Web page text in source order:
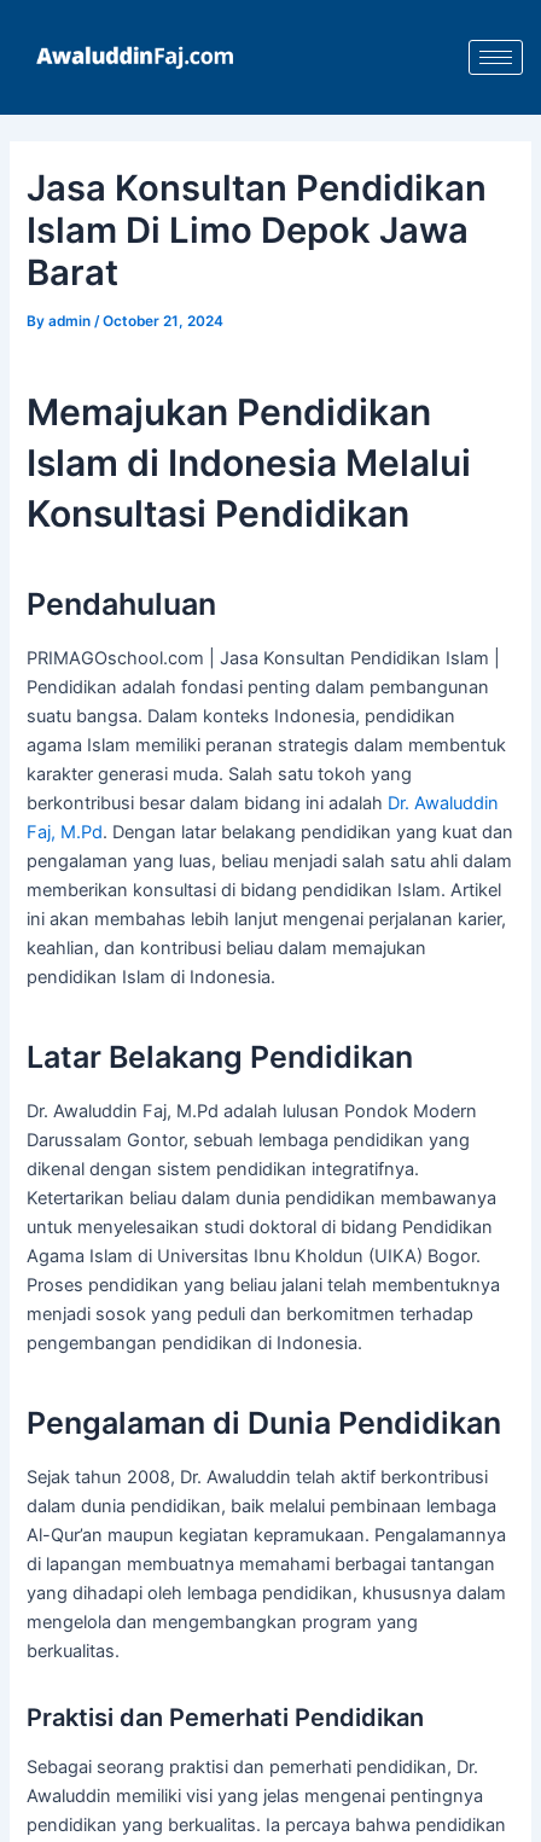
content
Jasa Konsultan Pendidikan
Islam Di Limo Depok Jawa
Barat
Byadmin/October 21, 2024
Memajukan Pendidikan
Islam di Indonesia Melalui
Konsultasi Pendidikan
Pendahuluan
PRIMAGOschool.com | Jasa Konsultan Pendidikan Islam |
Pendidikan adalah fondasi penting dalam pembangunan
suatu bangsa. Dalam konteks Indonesia, pendidikan
agama Islam memiliki peranan strategis dalam membentuk
karakter generasi muda. Salah satu tokoh yang
berkontribusi besar dalam bidang ini adalah Dr. Awaluddin
Faj, M.Pd. Dengan latar belakang pendidikan yang kuat dan
pengalaman yang luas, beliau menjadi salah satu ahli dalam
memberikan konsultasi di bidang pendidikan Islam. Artikel
ini akan membahas lebih lanjut mengenai perjalanan karier,
keahlian, dan kontribusi beliau dalam memajukan
pendidikan Islam di Indonesia.
Latar Belakang Pendidikan
Dr. Awaluddin Faj, M.Pd adalah lulusan Pondok Modern
Darussalam Gontor, sebuah lembaga pendidikan yang
dikenal dengan sistem pendidikan integratifnya.
Ketertarikan beliau dalam dunia pendidikan membawanya
untuk menyelesaikan studi doktoral di bidang Pendidikan
Agama Islam di Universitas Ibnu Kholdun (UIKA) Bogor.
Proses pendidikan yang beliau jalani telah membentuknya
menjadi sosok yang peduli dan berkomitmen terhadap
pengembangan pendidikan di Indonesia.
Pengalaman di Dunia Pendidikan
Sejak tahun 2008, Dr. Awaluddin telah aktif berkontribusi
dalam dunia pendidikan, baik melalui pembinaan lembaga
Al-Qur’an maupun kegiatan kepramukaan. Pengalamannya
di lapangan membuatnya memahami berbagai tantangan
yang dihadapi oleh lembaga pendidikan, khususnya dalam
mengelola dan mengembangkan program yang
berkualitas.
Praktisi dan Pemerhati Pendidikan
Sebagai seorang praktisi dan pemerhati pendidikan, Dr.
Awaluddin memiliki visi yang jelas mengenai pentingnya
pendidikan yang berkualitas. Ia percaya bahwa pendidikan
navigation